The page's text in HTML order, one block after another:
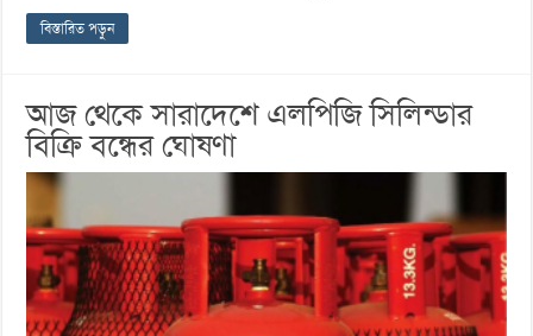
বিস্তারিত পড়ুন
আজ থেকে সারাদেশে এলপিজি সিলিন্ডার
বিক্রি বন্ধের ঘোষণা